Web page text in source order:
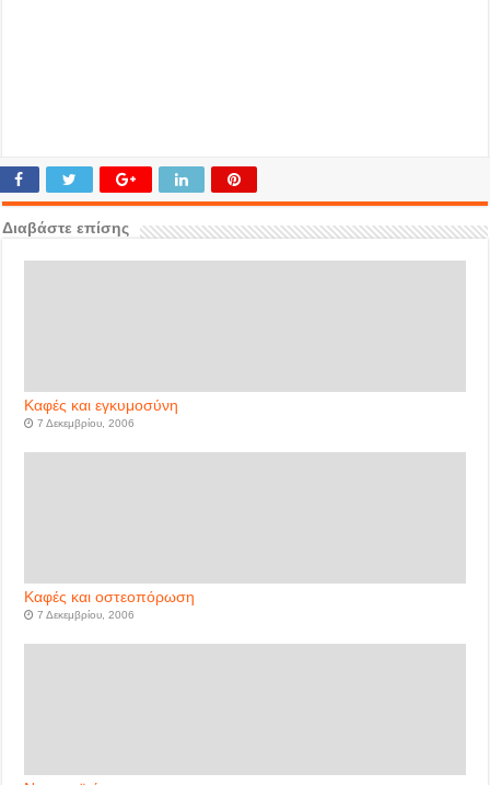
Διαβάστε επίσης
Καφές και εγκυμοσύνη
7 Δεκεμβρίου, 2006
Καφές και οστεοπόρωση
7 Δεκεμβρίου, 2006